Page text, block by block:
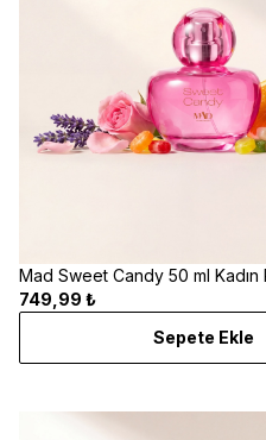
Mad Sweet Candy 50 ml Kadın
749,99 ₺
Sepete Ekle